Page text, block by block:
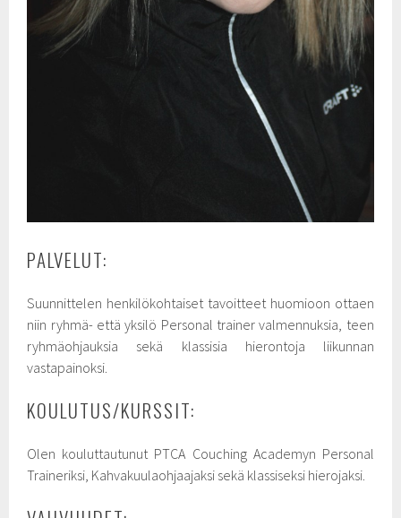
PALVELUT:
Suunnittelen henkilökohtaiset tavoitteet huomioon ottaen
niin ryhmä- että yksilö Personal trainer valmennuksia, teen
ryhmäohjauksia sekä klassisia hierontoja liikunnan
vastapainoksi.
KOULUTUS/KURSSIT:
Olen kouluttautunut PTCA Couching Academyn Personal
Traineriksi, Kahvakuulaohjaajaksi sekä klassiseksi hierojaksi.